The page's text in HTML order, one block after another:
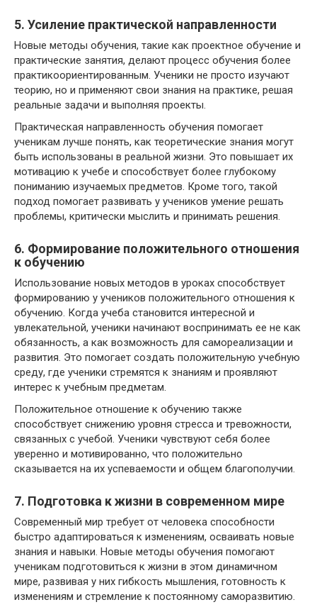
5. Усиление практической направленности
Новые методы обучения, такие как проектное обучение и
практические занятия, делают процесс обучения более
практикоориентированным. Ученики не просто изучают
теорию, но и применяют свои знания на практике, решая
реальные задачи и выполняя проекты.
Практическая направленность обучения помогает
ученикам лучше понять, как теоретические знания могут
быть использованы в реальной жизни. Это повышает их
мотивацию к учебе и способствует более глубокому
пониманию изучаемых предметов. Кроме того, такой
подход помогает развивать у учеников умение решать
проблемы, критически мыслить и принимать решения.
6. Формирование положительного отношения
к обучению
Использование новых методов в уроках способствует
формированию у учеников положительного отношения к
обучению. Когда учеба становится интересной и
увлекательной, ученики начинают воспринимать ее не как
обязанность, а как возможность для самореализации и
развития. Это помогает создать положительную учебную
среду, где ученики стремятся к знаниям и проявляют
интерес к учебным предметам.
Положительное отношение к обучению также
способствует снижению уровня стресса и тревожности,
связанных с учебой. Ученики чувствуют себя более
уверенно и мотивированно, что положительно
сказывается на их успеваемости и общем благополучии.
7. Подготовка к жизни в современном мире
Современный мир требует от человека способности
быстро адаптироваться к изменениям, осваивать новые
знания и навыки. Новые методы обучения помогают
ученикам подготовиться к жизни в этом динамичном
мире, развивая у них гибкость мышления, готовность к
изменениям и стремление к постоянному саморазвитию.